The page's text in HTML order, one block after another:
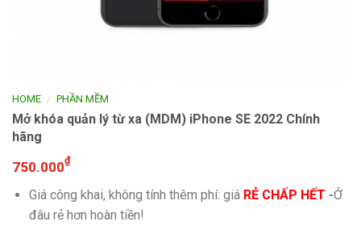
HOME / PHẦN MỀM
Mở khóa quản lý từ xa (MDM) iPhone SE 2022 Chính
hãng
750.000₫
Giá công khai, không tính thêm phí: giá RẺ CHẤP HẾT -Ở
đâu rẻ hơn hoàn tiền!